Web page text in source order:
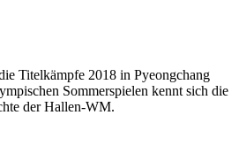
Titelkämpfe 2018 in Pyeongchang
Sommerspielen kennt sich die
der Hallen-WM.